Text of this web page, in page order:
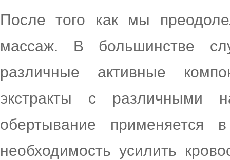
После того как мы
массаж. В большинстве
различные активные
экстракты с различными
обертывание применяется
необходимость усилить